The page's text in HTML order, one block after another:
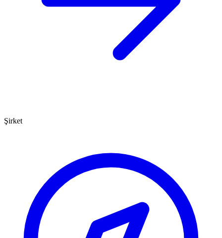
Şirket